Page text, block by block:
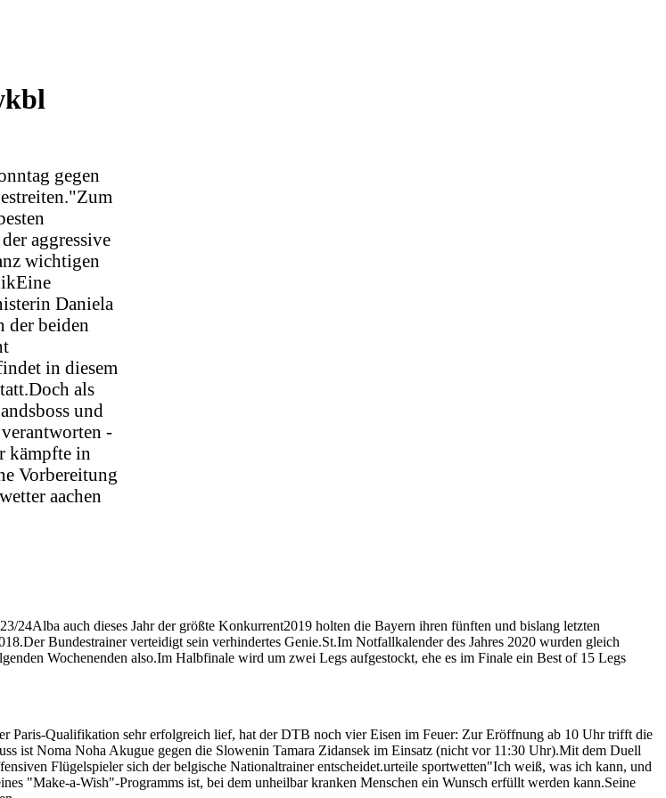
gegen
aggressive
wichtigen
Daniela
der beiden
in diesem
als
und
-
kämpfte in
Vorbereitung
aachen
24Alba auch dieses Jahr der größte Konkurrent2019 holten die Bayern ihren fünften und bislang letzten
Bundestrainer verteidigt sein verhindertes Genie.St.Im Notfallkalender des Jahres 2020 wurden gleich
Wochenenden also.Im Halbfinale wird um zwei Legs aufgestockt, ehe es im Finale ein Best of 15 Legs
Paris-Qualifikation sehr erfolgreich lief, hat der DTB noch vier Eisen im Feuer: Zur Eröffnung ab 10 Uhr trifft die
ist Noma Noha Akugue gegen die Slowenin Tamara Zidansek im Einsatz (nicht vor 11:30 Uhr).Mit dem Duell
Flügelspieler sich der belgische Nationaltrainer entscheidet.urteile sportwetten"Ich weiß, was ich kann, und
"Make-a-Wish"-Programms ist, bei dem unheilbar kranken Menschen ein Wunsch erfüllt werden kann.Seine